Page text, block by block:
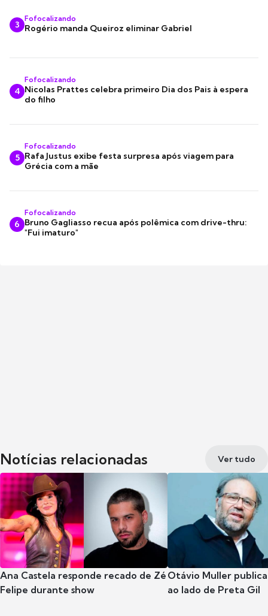
3
Fofocalizando
Rogério manda Queiroz eliminar Gabriel
4
Fofocalizando
Nicolas Prattes celebra primeiro Dia dos Pais à espera
do filho
5
Fofocalizando
Rafa Justus exibe festa surpresa após viagem para
Grécia com a mãe
6
Fofocalizando
Bruno Gagliasso recua após polêmica com drive-thru:
"Fui imaturo"
Notícias relacionadas Ver tudo
Ana Castela responde recado de Zé
Felipe durante show
Otávio Muller
ao lado de Preta Gil